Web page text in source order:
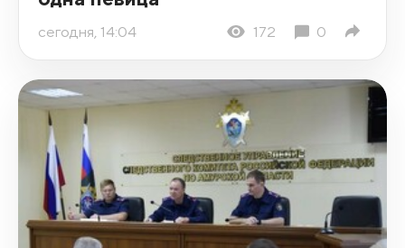
сегодня, 14:04 172 0